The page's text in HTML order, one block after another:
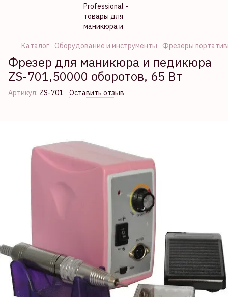
Каталог Оборудование и инструменты Фрезеры
Фрезер для маникюра и педикюра
ZS-701,50000 оборотов, 65 Вт
Артикул: ZS-701 Оставить отзыв